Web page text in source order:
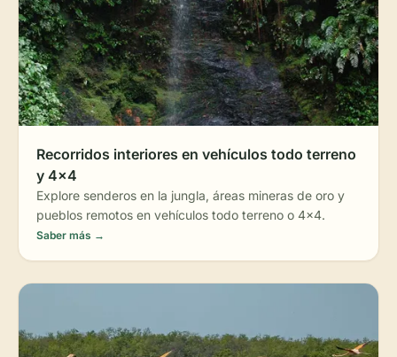
Recorridos interiores en vehículos todo terreno
y 4x4
Explore senderos en la jungla, áreas mineras de oro y
pueblos remotos en vehículos todo terreno o 4x4.
Saber más →